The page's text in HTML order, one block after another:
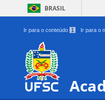
BRASIL
Ir para o conteúdo 1 Ir para o